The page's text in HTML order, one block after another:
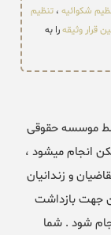
شکوائیه ، تنظیم
قرار وثیقهرا به
موسسه حقوقی
انجام میشود ،
و زندانیان
جهت بازداشت
شود . شما